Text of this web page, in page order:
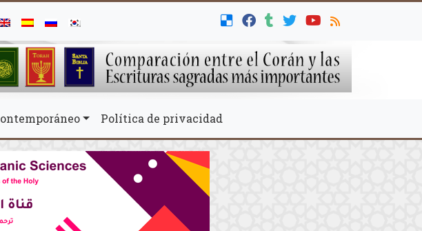
Política de privacidad